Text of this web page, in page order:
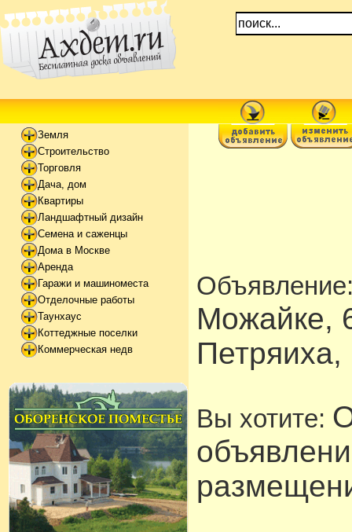
Земля
Строительство
Торговля
Дача, дом
Квартиры
Ландшафтный дизайн
Семена и саженцы
Дома в Москве
Аренда
Гаражи и машиноместа
Отделочные работы
Таунхаус
Коттеджные поселки
Коммерческая недв
Можайке,
Петряиха,
Вы хотите: